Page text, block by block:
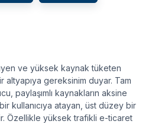
ve yüksek kaynak tüketen
gereksinim duyar. Tam
paylaşımlı kaynakların aksine
kullanıcıya atayan, üst düzey bir
Özellikle yüksek trafikli e-ticaret